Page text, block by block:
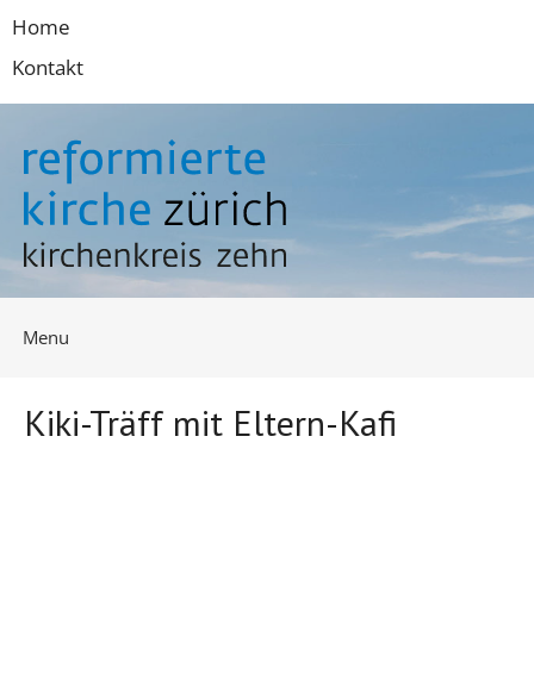
Springe
zum
Inhalt
Home
Kontakt
Menu
Kiki-Träff mit Eltern-Kafi